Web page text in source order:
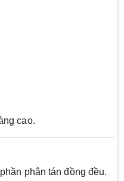
cao.
phân tán đồng đều.